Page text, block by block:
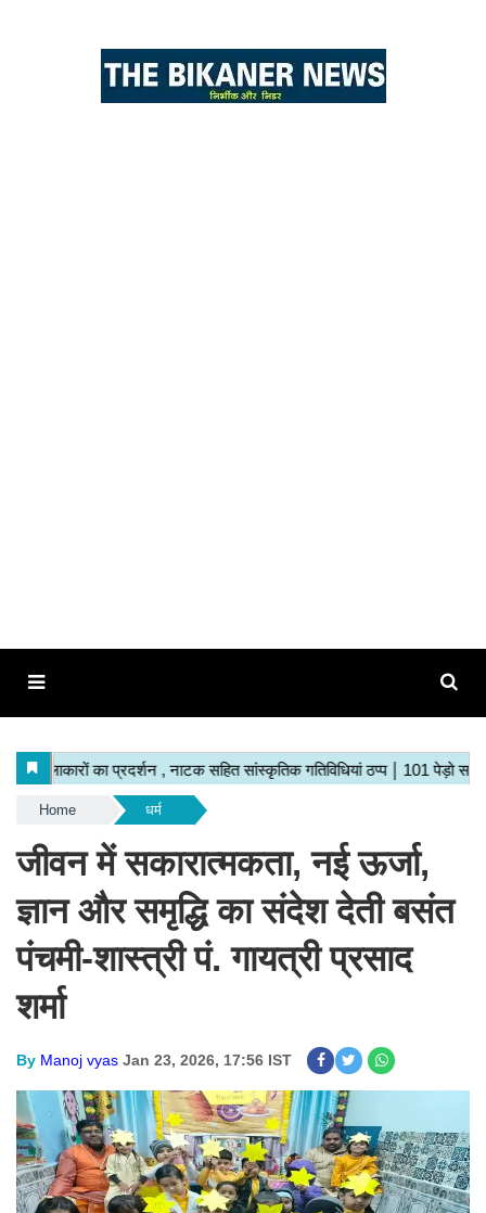
Home धर्म
जीवन में सकारात्मकता, नई ऊर्जा,
ज्ञान और समृद्धि का संदेश देती बसंत
पंचमी-शास्त्री पं. गायत्री प्रसाद
शर्मा
By Manoj vyas Jan 23, 2026, 17:56 IST